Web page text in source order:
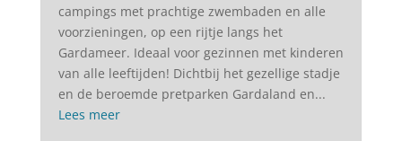
campings met prachtige zwembaden en alle
voorzieningen, op een rijtje langs het
Gardameer. Ideaal voor gezinnen met kinderen
van alle leeftijden! Dichtbij het gezellige stadje
en de beroemde pretparken Gardaland en...
Lees meer